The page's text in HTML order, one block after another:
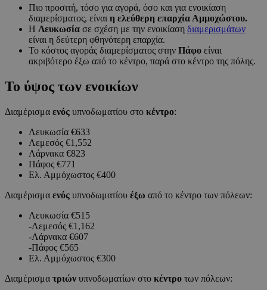
Πιο προσιτή, τόσο για αγορά, όσο και για ενοικίαση
διαμερίσματος, είναι η ελεύθερη επαρχία Αμμοχώστου.
Η Λευκωσία σε σχέση με την ενοικίαση διαμερισμάτων
είναι η δεύτερη φθηνότερη επαρχία.
Το κόστος αγοράς διαμερίσματος στην Πάφο είναι
ακριβότερο έξω από το κέντρο, παρά στο κέντρο της πόλης.
Το ύψος των ενοικίων
Διαμέρισμα ενός υπνοδωματίου στο κέντρο:
Λευκωσία €633
Λεμεσός €1,552
Λάρνακα €823
Πάφος €771
Ελ. Αμμόχωστος €400
Διαμέρισμα ενός υπνοδωματίου έξω από το κέντρο των πόλεων:
Λευκωσία €515
-Λεμεσός €1,162
-Λάρνακα €607
-Πάφος €565
Ελ. Αμμόχωστος €300
Διαμέρισμα τριών υπνοδωματίων στο κέντρο των πόλεων: